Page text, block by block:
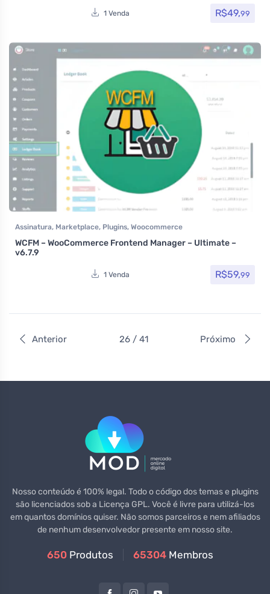
1 Venda R$49,99
Assinatura, Marketplace, Plugins, Woocommerce
WCFM – WooCommerce Frontend Manager – Ultimate –
v6.7.9
1 Venda R$59,99
Anterior 26 / 41 Próximo
Nosso conteúdo é 100% legal. Todo o código dos temas e plugins
são licenciados sob a Licença GPL. Você é livre para utilizá-los
em quantos domínios quiser. Não somos parceiros e nem afiliados
de nenhum desenvolvedor presente em nosso site.
650 Produtos 65304 Membros